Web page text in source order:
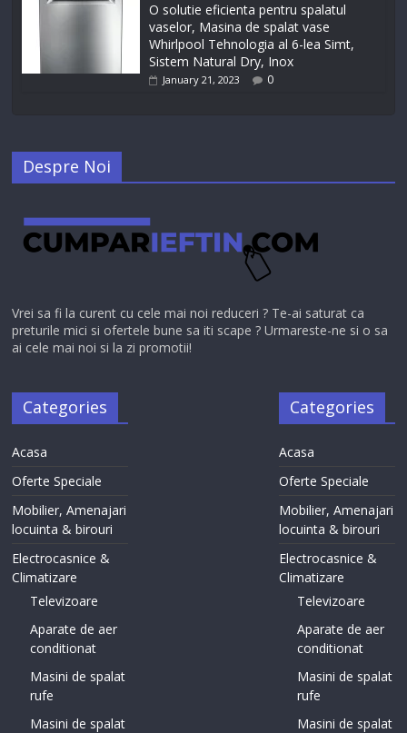
O solutie eficienta pentru spalatul
vaselor, Masina de spalat vase
Whirlpool Tehnologia al 6-lea Simt,
Sistem Natural Dry, Inox
January 21, 2023 0
Despre Noi
Vrei sa fi la curent cu cele mai noi reduceri ? Te-ai saturat ca
preturile mici si ofertele bune sa iti scape ? Urmareste-ne si o sa
ai cele mai noi si la zi promotii!
Categories
Acasa
Oferte Speciale
Mobilier, Amenajari
locuinta & birouri
Electrocasnice &
Climatizare
Televizoare
Aparate de aer
conditionat
Masini de spalat
rufe
Masini de spalat
Categories
Acasa
Oferte Speciale
Mobilier, Amenajari
locuinta & birouri
Electrocasnice &
Climatizare
Televizoare
Aparate de aer
conditionat
Masini de spalat
rufe
Masini de spalat